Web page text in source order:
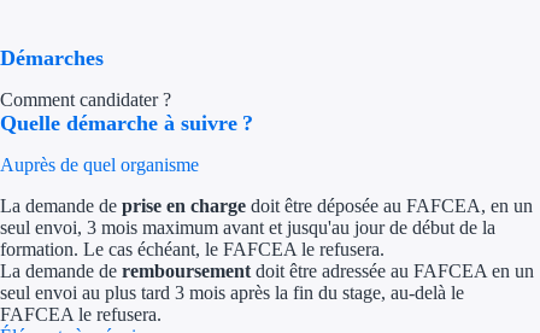
Nos tarifs
Recherche autonome
Démarches
Comment candidater ?
Quelle démarche à suivre ?
Auprès de quel organisme
La demande de prise en charge doit être déposée au FAFCEA, en un
seul envoi, 3 mois maximum avant et jusqu'au jour de début de la
formation. Le cas échéant, le FAFCEA le refusera.
La demande de remboursement doit être adressée au FAFCEA en un
seul envoi au plus tard 3 mois après la fin du stage, au-delà le
FAFCEA le refusera.